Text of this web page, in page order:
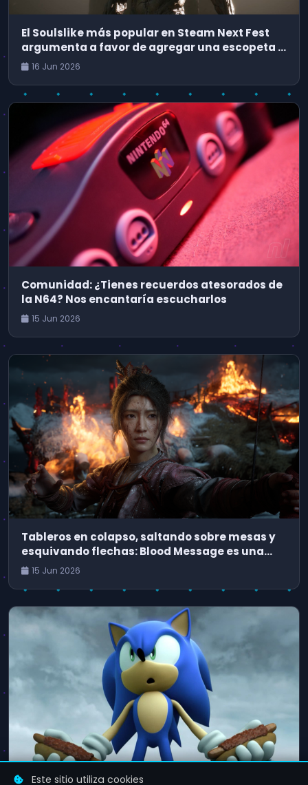
El Soulslike más popular en Steam Next Fest
argumenta a favor de agregar una escopeta a
Dark Souls
16 Jun 2026
Comunidad: ¿Tienes recuerdos atesorados de
la N64? Nos encantaría escucharlos
15 Jun 2026
Tableros en colapso, saltando sobre mesas y
esquivando flechas: Blood Message es una
aventura cinematográfica que podría haber
15 Jun 2026
Este sitio utiliza cookies